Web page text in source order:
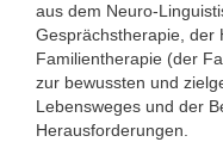
aus dem Neuro-
Gesprächstherapie, der
Familientherapie (der
zur bewussten und
Lebensweges und der
Herausforderungen.